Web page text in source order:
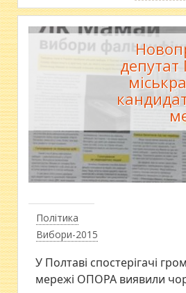
Політика
Вибори-2015
депутат
У Полтаві спостерігачі
мережі ОПОРА виявили